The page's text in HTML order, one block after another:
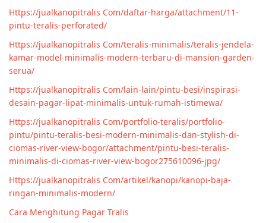
Https://jualkanopitralis Com/daftar-harga/attachment/11-
pintu-teralis-perforated/
Https://jualkanopitralis Com/teralis-minimalis/teralis-jendela-
kamar-model-minimalis-modern-terbaru-di-mansion-garden-
serua/
Https://jualkanopitralis Com/lain-lain/pintu-besi/inspirasi-
desain-pagar-lipat-minimalis-untuk-rumah-istimewa/
Https://jualkanopitralis Com/portfolio-teralis/portfolio-
pintu/pintu-teralis-besi-modern-minimalis-dan-stylish-di-
ciomas-river-view-bogor/attachment/pintu-besi-teralis-
minimalis-di-ciomas-river-view-bogor275610096-jpg/
Https://jualkanopitralis Com/artikel/kanopi/kanopi-baja-
ringan-minimalis-modern/
Cara Menghitung Pagar Tralis